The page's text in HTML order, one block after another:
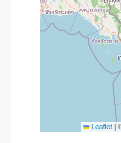
Leaflet